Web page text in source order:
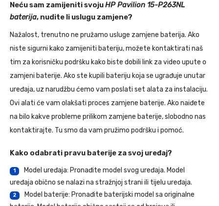
Neću sam zamijeniti svojuHP Pavilion 15-P263NL
baterija, nudite li uslugu zamjene?
Nažalost, trenutno ne pružamo usluge zamjene baterija. Ako
niste sigurni kako zamijeniti bateriju, možete kontaktirati naš
tim za korisničku podršku kako biste dobili link za video upute o
zamjeni baterije. Ako ste kupili bateriju koja se ugrađuje unutar
uređaja, uz narudžbu ćemo vam poslati set alata za instalaciju.
Ovi alati će vam olakšati proces zamjene baterije. Ako naiđete
na bilo kakve probleme prilikom zamjene baterije, slobodno nas
kontaktirajte. Tu smo da vam pružimo podršku i pomoć.
Kako odabrati pravu baterije za svoj uređaj?
1
Model uređaja: Pronađite model svog uređaja. Model
uređaja obično se nalazi na stražnjoj strani ili tijelu uređaja.
2
Model baterije: Pronađite baterijski model sa originalne